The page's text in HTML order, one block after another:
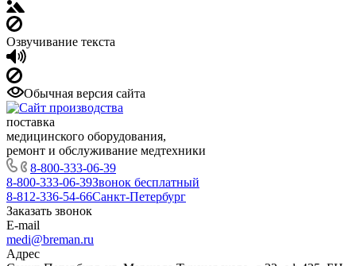
Озвучивание текста
Обычная версия сайта
поставка
медицинского оборудования,
ремонт и обслуживание медтехники
8-800-333-06-39
8-800-333-06-39Звонок бесплатный
8-812-336-54-66Санкт-Петербург
Заказать звонок
E-mail
medi@breman.ru
Адрес